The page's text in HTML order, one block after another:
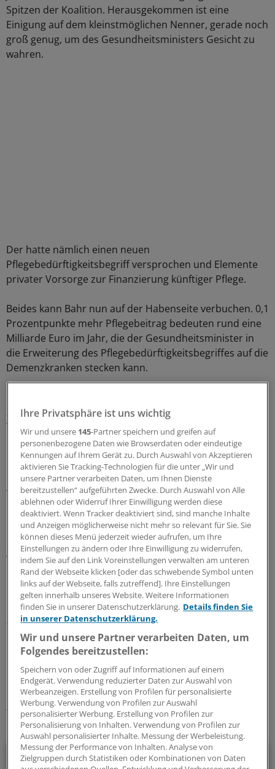
Spitzen der Koalition. Herausgekommen ist eine
Einigung auf dem kleinstmöglichen Nenner, gerade noch
groß genug, um des Gesundheitsministers Gesicht zu
wahren.
Der hatte nämlich einen neuen
Pflegebedürftigkeitsbegriff versprochen und Elemente
privater Vorsorge zur Finanzierung künftiger Pflege.
Beides kann Bahr nun auf der Habenseite verbuchen. 0,1
Prozentpunkte mehr Pflegebeitrag bedeuten rund eine
Milliarde Euro im Jahr, die der Gesundheitsminister in
die Erweiterung des Pflegebedürftigkeitsbegriffes auf die
Demenzkranken stecken kann.
Zuschuss vom Staat belohnt wird, hat er auch private
Vorsorge ins System gebracht.
Ein großer Wurf ist das alles nicht. Schon für die heute
rund 1,3 Millionen Demenzkranken reicht die in Aussicht
gestellte Summe nicht.
Und bei der Vorsorgelösung à la Riester wird sich der
FDP-Minister schon bald dem Vorwurf ausgesetzt sehen,
ein Subventionsprogramm für die
Versicherungsbranche aufgelegt, mithin Klientelpolitik
betrieben zu haben.
Lesen Sie dazu auch:Schwarz-Gelb einigt sich auf
Pflegereförmchen
Schlagworte:
Pflege
Ihr Newsletter zum Thema
Politik & Debatte
Ihre Privatsphäre ist uns wichtig
Wir und unsere 145-Partner speichern und greifen auf
personenbezogene Daten wie Browserdaten oder eindeutige
Kennungen auf Ihrem Gerät zu. Durch Auswahl von Akzeptieren
aktivieren Sie Tracking-Technologien für die unter „Wir und
unsere Partner verarbeiten Daten, um Ihnen Dienste
bereitzustellen“ aufgeführten Zwecke. Durch Auswahl von Alle
ablehnen oder Widerruf Ihrer Einwilligung werden diese
deaktiviert. Wenn Tracker deaktiviert sind, sind manche Inhalte
und Anzeigen möglicherweise nicht mehr so relevant für Sie. Sie
können dieses Menü jederzeit wieder aufrufen, um Ihre
Einstellungen zu ändern oder Ihre Einwilligung zu widerrufen,
indem Sie auf den Link Voreinstellungen verwalten am unteren
Rand der Webseite klicken [oder das schwebende Symbol unten
links auf der Webseite, falls zutreffend]. Ihre Einstellungen
gelten innerhalb unseres Website. Weitere Informationen
finden Sie in unserer Datenschutzerklärung. Details finden Sie
in unserer Datenschutzerklärung.
Wir und unsere Partner verarbeiten Daten, um
Folgendes bereitzustellen:
Speichern von oder Zugriff auf Informationen auf einem
Endgerät. Verwendung reduzierter Daten zur Auswahl von
Werbeanzeigen. Erstellung von Profilen für personalisierte
Werbung. Verwendung von Profilen zur Auswahl
personalisierter Werbung. Erstellung von Profilen zur
Personalisierung von Inhalten. Verwendung von Profilen zur
Auswahl personalisierter Inhalte. Messung der Werbeleistung.
Messung der Performance von Inhalten. Analyse von
Zielgruppen durch Statistiken oder Kombinationen von Daten